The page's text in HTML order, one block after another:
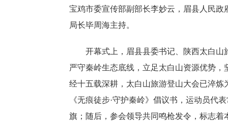
宝鸡市委宣传部副部长李妙云，眉县人民
局长毕周海主持。
开幕式上，眉县县委书记、陕西太白
严守秦岭生态底线，立足太白山资源优势
经十五载深耕，太白山旅游登山大会已淬
《无痕徒步·守护秦岭》倡议书，运动员代
旗；随后，参会领导共同鸣枪发令，标志